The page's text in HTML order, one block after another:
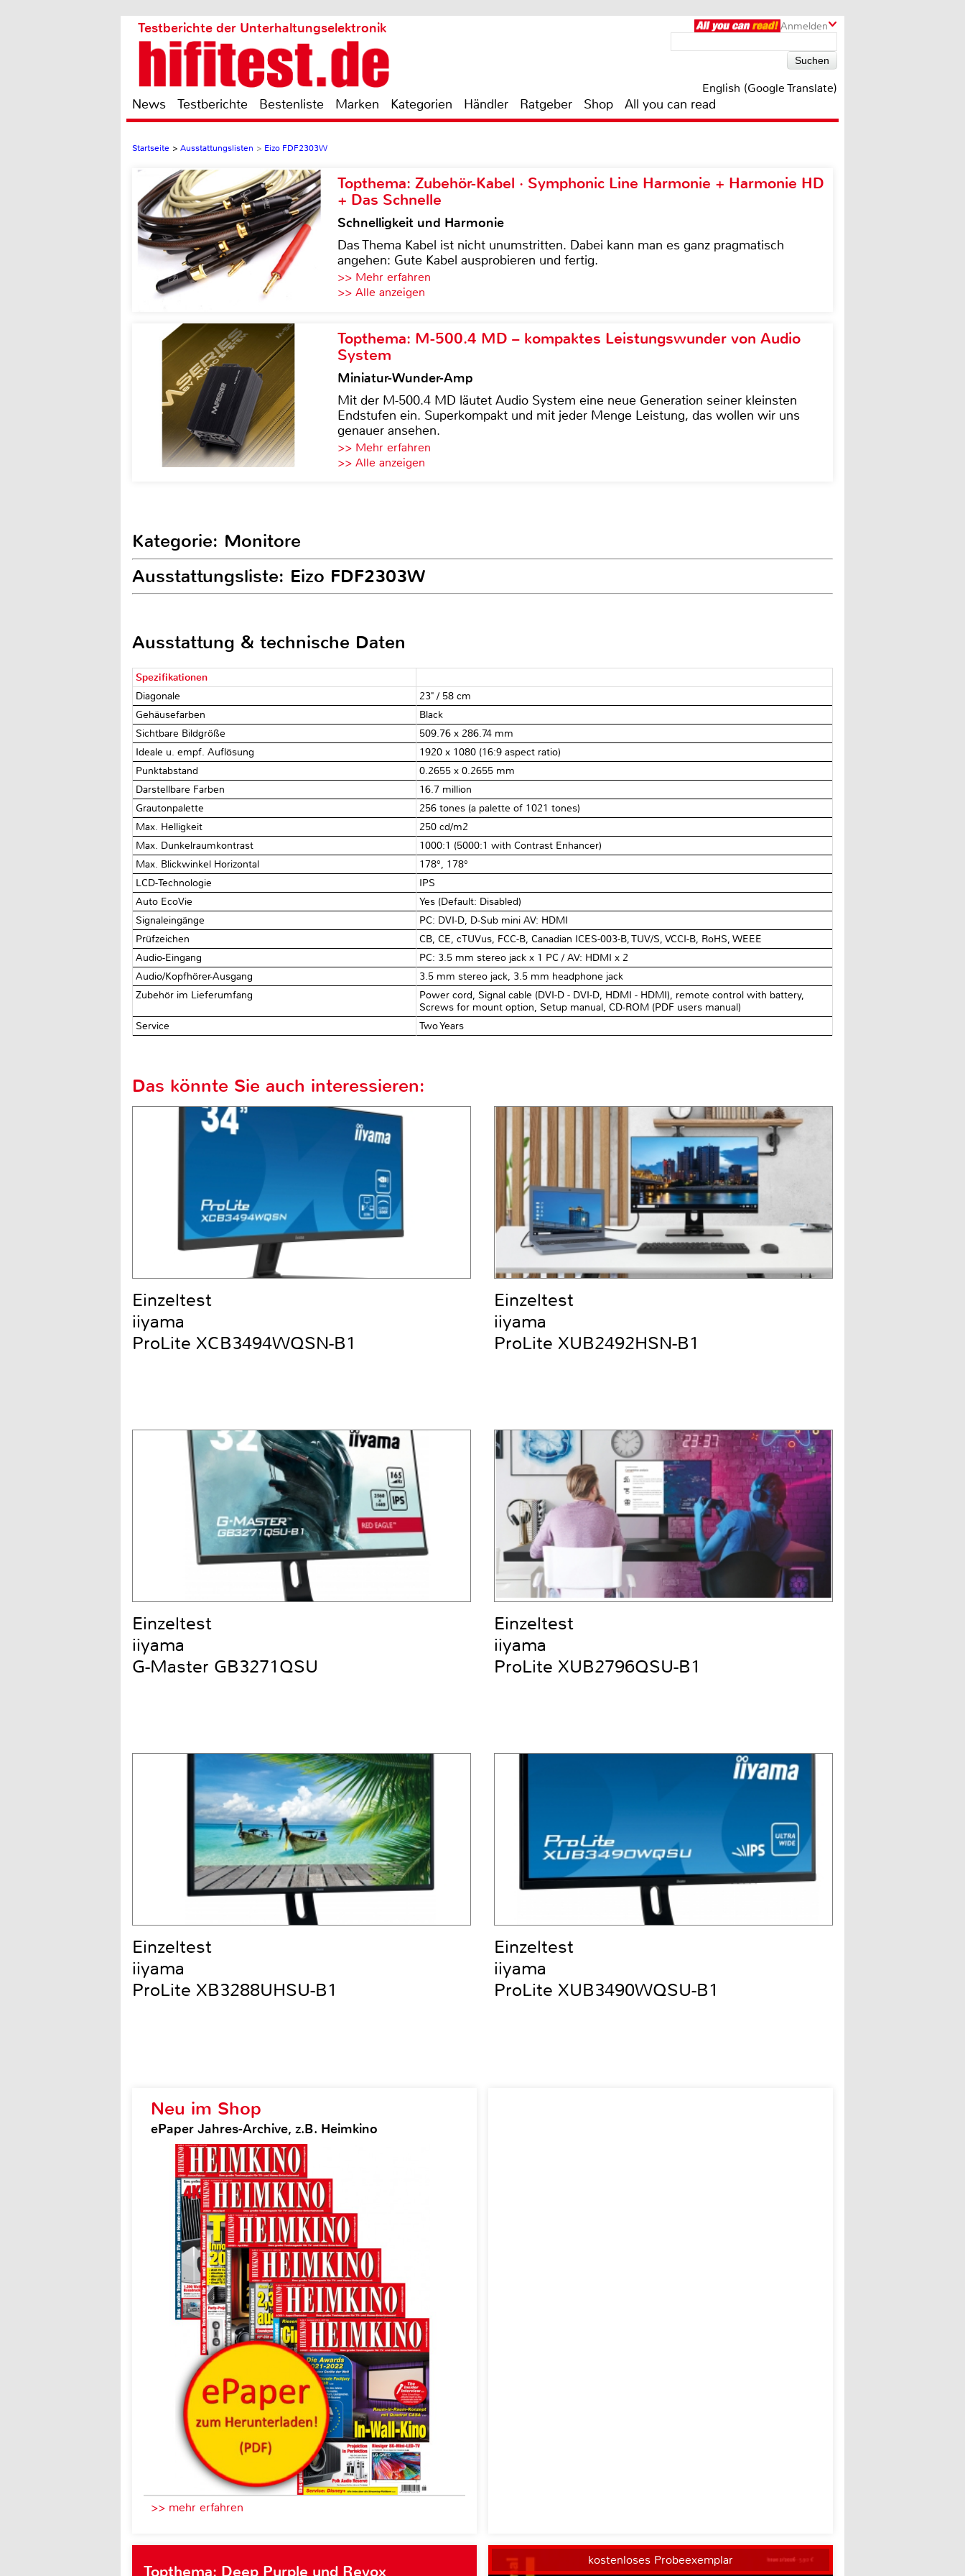
Anmelden
Testberichte der Unterhaltungselektronik
English (Google Translate)
News Testberichte Bestenliste Marken Kategorien Händler Ratgeber Shop All you can read
Startseite > Ausstattungslisten > Eizo FDF2303W
Topthema: Zubehör-Kabel · Symphonic Line Harmonie + Harmonie HD
+ Das Schnelle
Schnelligkeit und Harmonie
Das Thema Kabel ist nicht unumstritten. Dabei kann man es ganz pragmatisch
angehen: Gute Kabel ausprobieren und fertig.
>> Mehr erfahren
>> Alle anzeigen
Topthema: M-500.4 MD – kompaktes Leistungswunder von Audio
System
Miniatur-Wunder-Amp
Mit der M-500.4 MD läutet Audio System eine neue Generation seiner kleinsten
Endstufen ein. Superkompakt und mit jeder Menge Leistung, das wollen wir uns
genauer ansehen.
>> Mehr erfahren
>> Alle anzeigen
Kategorie: Monitore
Ausstattungsliste: Eizo FDF2303W
Ausstattung & technische Daten
Spezifikationen
Diagonale
23" / 58 cm
Gehäusefarben
Black
Sichtbare Bildgröße
509.76 x 286.74 mm
Ideale u. empf. Auflösung
1920 x 1080 (16:9 aspect ratio)
Punktabstand
0.2655 x 0.2655 mm
Darstellbare Farben
16.7 million
Grautonpalette
256 tones (a palette of 1021 tones)
Max. Helligkeit
250 cd/m2
Max. Dunkelraumkontrast
1000:1 (5000:1 with Contrast Enhancer)
Max. Blickwinkel Horizontal
178°, 178°
LCD-Technologie
IPS
Auto EcoVie
Yes (Default: Disabled)
Signaleingänge
PC: DVI-D, D-Sub mini AV: HDMI
Prüfzeichen
CB, CE, cTUVus, FCC-B, Canadian ICES-003-B, TUV/S, VCCI-B, RoHS, WEEE
Audio-Eingang
PC: 3.5 mm stereo jack x 1 PC / AV: HDMI x 2
Audio/Kopfhörer-Ausgang
3.5 mm stereo jack, 3.5 mm headphone jack
Zubehör im Lieferumfang
Power cord, Signal cable (DVI-D - DVI-D, HDMI - HDMI), remote control with battery,
Screws for mount option, Setup manual, CD-ROM (PDF users manual)
Service
Two Years
Neu im Shop
ePaper Jahres-Archive, z.B. Heimkino
>> mehr erfahren
Topthema: Deep Purple und Revox
kostenloses Probeexemplar
Das könnte Sie auch interessieren:
Einzeltest
iiyama
ProLite XCB3494WQSN-B1
Einzeltest
iiyama
ProLite XUB2492HSN-B1
Einzeltest
iiyama
G-Master GB3271QSU
Einzeltest
iiyama
ProLite XUB2796QSU-B1
Einzeltest
iiyama
ProLite XB3288UHSU-B1
Einzeltest
iiyama
ProLite XUB3490WQSU-B1